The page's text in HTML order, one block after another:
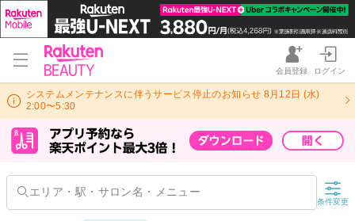
会員登録 ログイン
システムメンテナンスに伴うサービス停止のお知らせ 8月12日 (水)
2:00〜5:30
条件変更